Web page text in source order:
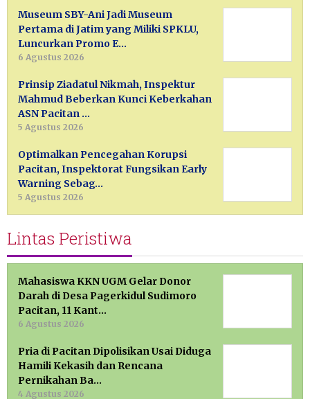
Museum SBY-Ani Jadi Museum
Pertama di Jatim yang Miliki SPKLU,
Luncurkan Promo E…
6 Agustus 2026
Prinsip Ziadatul Nikmah, Inspektur
Mahmud Beberkan Kunci Keberkahan
ASN Pacitan …
5 Agustus 2026
Optimalkan Pencegahan Korupsi
Pacitan, Inspektorat Fungsikan Early
Warning Sebag…
5 Agustus 2026
Lintas Peristiwa
Mahasiswa KKN UGM Gelar Donor
Darah di Desa Pagerkidul Sudimoro
Pacitan, 11 Kant…
6 Agustus 2026
Pria di Pacitan Dipolisikan Usai Diduga
Hamili Kekasih dan Rencana
Pernikahan Ba…
4 Agustus 2026